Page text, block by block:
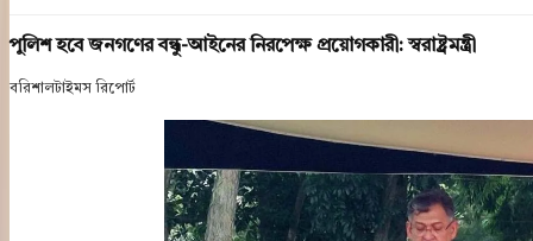
পুলিশ হবে জনগণের বন্ধু-আইনের নিরপেক্ষ প্রয়োগকারী: স্বরাষ্ট্রমন্ত্রী
বরিশালটাইমস রিপোর্ট